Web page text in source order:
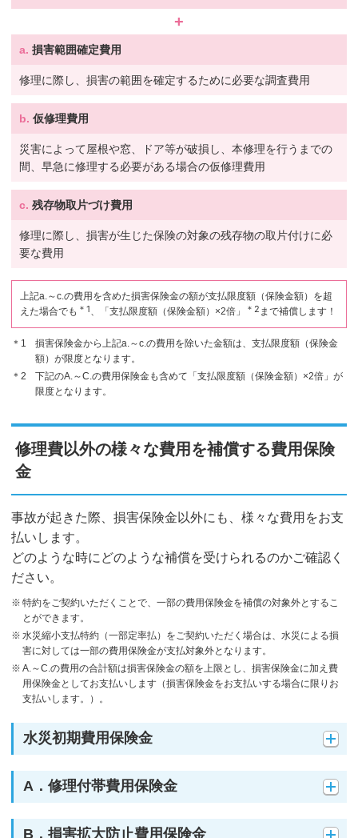
+
a. 損害範囲確定費用
修理に際し、損害の範囲を確定するために必要な調査費用
b. 仮修理費用
災害によって屋根や窓、ドア等が破損し、本修理を行うまでの
間、早急に修理する必要がある場合の仮修理費用
c. 残存物取片づけ費用
修理に際し、損害が生じた保険の対象の残存物の取片付けに必
要な費用
上記a.～c.の費用を含めた損害保険金の額が支払限度額（保険金額）を超
えた場合でも ＊1、「支払限度額（保険金額）×2倍」 ＊2 まで補償します！
損害保険金から上記a.～c.の費用を除いた金額は、支払限度額（保険金
額）が限度となります。
下記のA.～C.の費用保険金も含めて「支払限度額（保険金額）×2倍」が
限度となります。
修理費以外の様々な費用を補償する費用保険
金
事故が起きた際、損害保険金以外にも、様々な費用をお支
払いします。
どのような時にどのような補償を受けられるのかご確認く
ださい。
特約をご契約いただくことで、一部の費用保険金を補償の対象外とするこ
とができます。
水災縮小支払特約（一部定率払）をご契約いただく場合は、水災による損
害に対しては一部の費用保険金が支払対象外となります。
A.～C.の費用の合計額は損害保険金の額を上限とし、損害保険金に加え費
用保険金としてお支払いします（損害保険金をお支払いする場合に限りお
支払いします。）。
水災初期費用保険金
A．修理付帯費用保険金
B．損害拡大防止費用保険金